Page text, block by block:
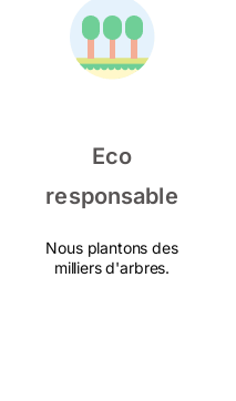
Eco
responsable
Nous plantons des
milliers d'arbres.